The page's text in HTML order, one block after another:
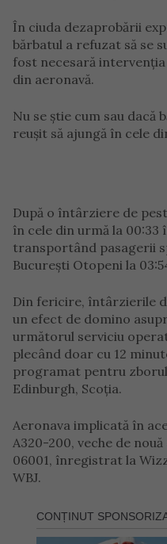
În ciuda dezaprobării
bărbatul a refuzat să se
fost necesară
din aeronavă.
Nu se știe cum sau dacă
reușit să ajungă în cele
După o întârziere de
în cele din urmă la 00:33
transportând pasagerii
București Otopeni la
Din fericire, întârzierile
un efect de domino
următorul serviciu
plecând doar cu 12
programat pentru zborul
Edinburgh, Scoția.
Aeronava implicată în
A320-200, veche de
06001, înregistrat la
WBJ.